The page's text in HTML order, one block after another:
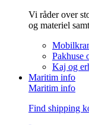
Vi råder over
og materiel
Pakhuse
Kaj og
Maritim info
Maritim info
Find shipping